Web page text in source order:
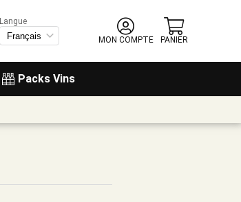
Packs Vins
Langue
MON COMPTE
PANIER